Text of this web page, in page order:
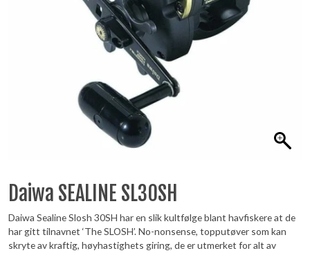
Daiwa SEALINE SL30SH
Daiwa Sealine Slosh 30SH har en slik kultfølge blant havfiskere at de
har gitt tilnavnet ‘The SLOSH’. No-nonsense, topputøver som kan
skryte av kraftig, høyhastighets giring, de er utmerket for alt av